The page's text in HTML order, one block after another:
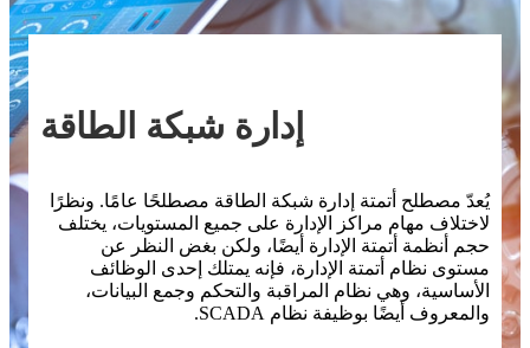
إدارة شبكة الطاقة
يُعدّ مصطلح أتمتة إدارة شبكة الطاقة مصطلحًا عامًا. ونظرًا
لاختلاف مهام مراكز الإدارة على جميع المستويات، يختلف
حجم أنظمة أتمتة الإدارة أيضًا، ولكن بغض النظر عن
مستوى نظام أتمتة الإدارة، فإنه يمتلك إحدى الوظائف
الأساسية، وهي نظام المراقبة والتحكم وجمع البيانات،
والمعروف أيضًا بوظيفة نظام SCADA.